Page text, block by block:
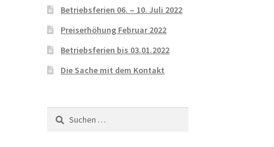
Betriebsferien 06. – 10. Juli 2022
Preiserhöhung Februar 2022
Betriebsferien bis 03.01.2022
Die Sache mit dem Kontakt
Suchen
nach: